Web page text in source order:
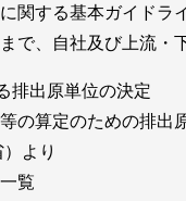
関する基本ガイドラ
で、自社及び上流・
排出原単位の決定
の算定のための排出
より
覧